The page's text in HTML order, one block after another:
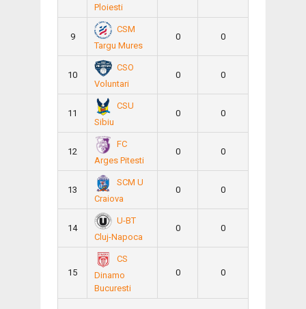
Ploiesti
9
CSM
Targu Mures
0 0
10
CSO
Voluntari
0 0
11
CSU
Sibiu
0 0
12
FC
Arges Pitesti
0 0
13
SCM U
Craiova
0 0
14
U-BT
Cluj-Napoca
0 0
15
CS
Dinamo
Bucuresti
0 0